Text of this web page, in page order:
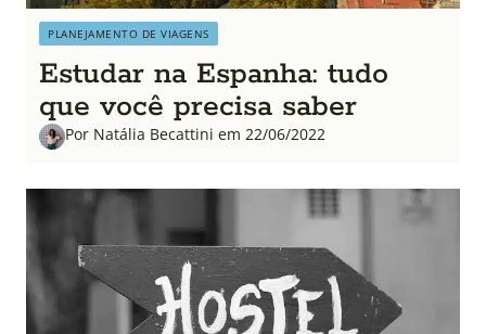
PLANEJAMENTO DE VIAGENS
Estudar na Espanha: tudo
que você precisa saber
Por Natália Becattini em 22/06/2022